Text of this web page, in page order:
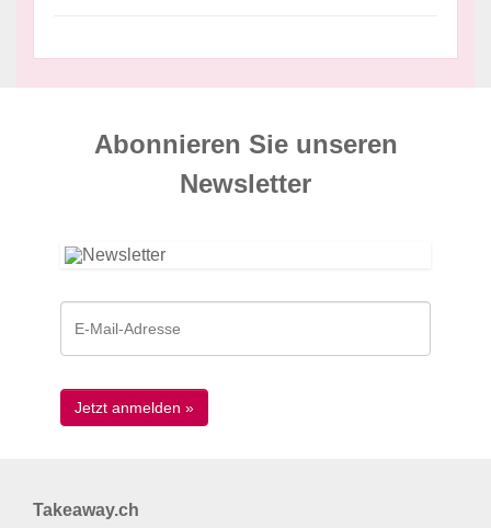
Abonnieren Sie unseren
News­letter
Takeaway.ch